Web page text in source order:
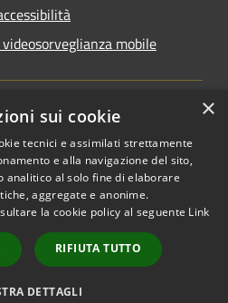
mobile
Copyright © 2026 • Comune di
Taranto • Powered by
Municipium•Accesso
redazione
×
sui cookie
tecnici e assimilati strettamente
e alla navigazione del sito,
analitico al solo fine di elaborare
aggregate e anonime.
la cookie policy al seguente Link
RIFIUTA TUTTO
DETTAGLI